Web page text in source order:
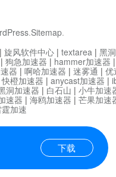
.Sitemap.
下载
| 旋风软件中心 | textarea | 黑
| 狗急加速器 | hammer加速器
器 | 啊哈加速器 | 迷雾通 | 优
快橙加速器 | anycast加速器 |
洞加速器 | 白石山 | 小牛加速
速器 | 海鸥加速器 | 芒果加速
加速